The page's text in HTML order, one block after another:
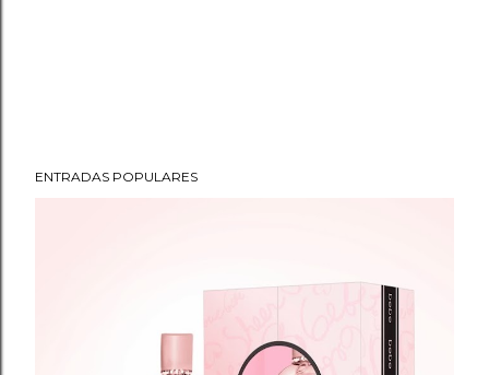
ENTRADAS POPULARES